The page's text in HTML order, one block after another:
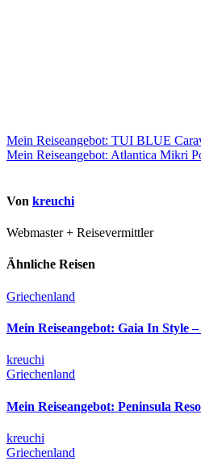
Beitragsnavigation
Mein Reiseangebot: TUI BLUE
Mein Reiseangebot: Atlantica Mikri
Von kreuchi
Webmaster + Reisevermittler
Ähnliche Reisen
Griechenland
Mein Reiseangebot: Gaia In Style
kreuchi
Griechenland
Mein Reiseangebot: Peninsula
kreuchi
Griechenland